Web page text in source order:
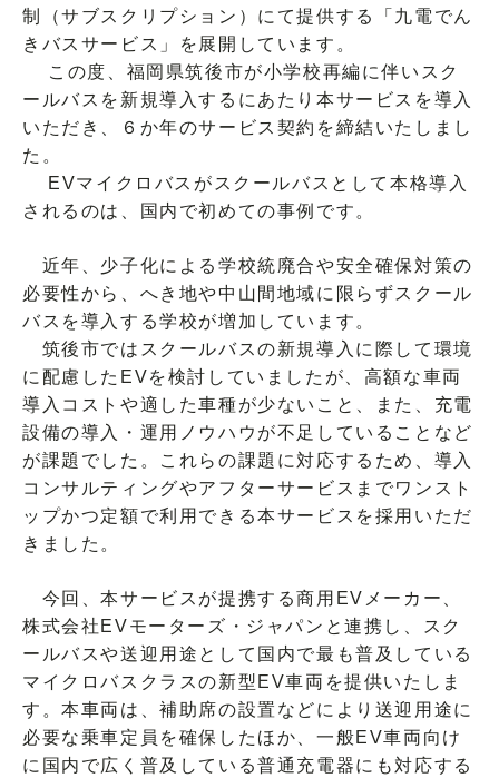
制（サブスクリプション）にて提供する「九電でん
きバスサービス」を展開しています。
この度、福岡県筑後市が小学校再編に伴いスク
ールバスを新規導入するにあたり本サービスを導入
いただき、６か年のサービス契約を締結いたしまし
た。
EVマイクロバスがスクールバスとして本格導入
されるのは、国内で初めての事例です。
近年、少子化による学校統廃合や安全確保対策の
必要性から、へき地や中山間地域に限らずスクール
バスを導入する学校が増加しています。
筑後市ではスクールバスの新規導入に際して環境
に配慮したEVを検討していましたが、高額な車両
導入コストや適した車種が少ないこと、また、充電
設備の導入・運用ノウハウが不足していることなど
が課題でした。これらの課題に対応するため、導入
コンサルティングやアフターサービスまでワンスト
ップかつ定額で利用できる本サービスを採用いただ
きました。
今回、本サービスが提携する商用EVメーカー、
株式会社EVモーターズ・ジャパンと連携し、スク
ールバスや送迎用途として国内で最も普及している
マイクロバスクラスの新型EV車両を提供いたしま
す。本車両は、補助席の設置などにより送迎用途に
必要な乗車定員を確保したほか、一般EV車両向け
に国内で広く普及している普通充電器にも対応する